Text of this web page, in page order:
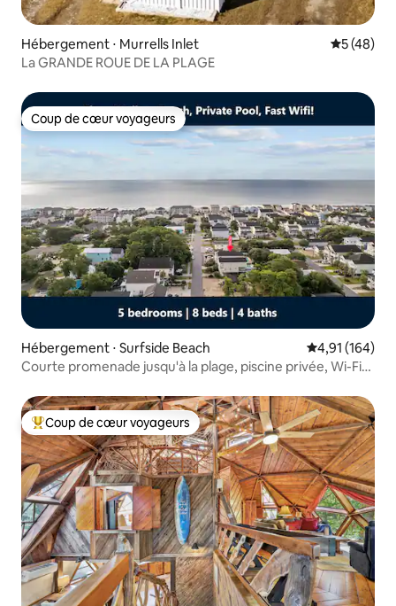
Hébergement ⋅ Murrells Inlet
5 (48)
La GRANDE ROUE DE LA PLAGE
Coup de cœur voyageurs
Coup de cœur voyageurs
Hébergement ⋅ Surfside Beach Évaluation
4,91 (164)
Courte promenade jusqu'à la plage, piscine privée, Wi-Fi
Coups de cœur voyageurs les plus appréciés
Coup de cœur voyageurs